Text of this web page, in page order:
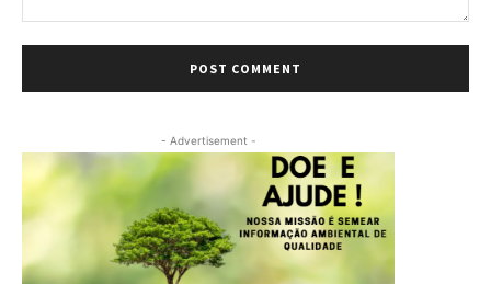
- Advertisement -